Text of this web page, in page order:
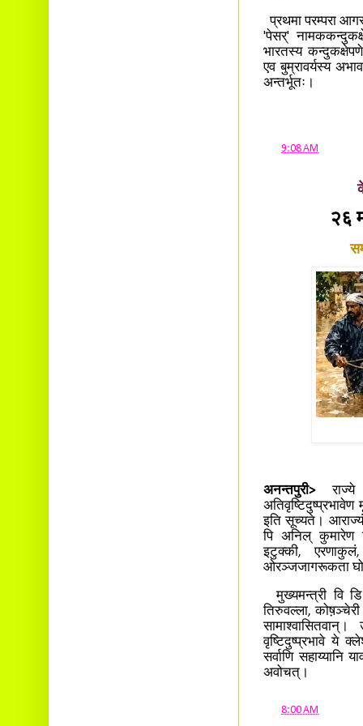
प्रथमा परम्परा
'पेसर्'
भारतस्य कन्दुकक्षेपणे
एव बुम्रावर्यस्य
अन्तर्भूतः।
9:08 AM
२६
अनन्तपुरी>
इति सूच्यते।
पि अनिल् कुमारेण
इटुक्की,
ओरञ्जजागरूकता
मुख्यमन्त्री वि
तिरुवल्ला, कोष़ञ्चेरी
वृष्टिदुष्प्रभावे ये
सर्वाणि सहाय्यानि
अवोचत्।
8:00 AM